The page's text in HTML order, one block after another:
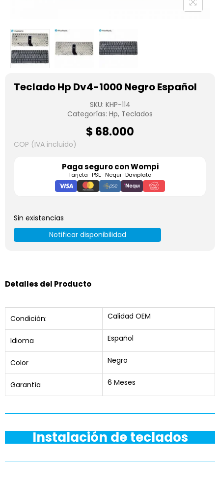
Teclado Hp Dv4-1000 Negro Español
SKU: KHP-114
Categorías: Hp, Teclados
$ 68.000
COP (IVA incluido)
Paga seguro conWompi
Tarjeta · PSE · Nequi · Daviplata
Sin existencias
Notificar disponibilidad
Detalles del Producto
Condición: Calidad OEM
Idioma Español
Color Negro
Garantía 6 Meses
Instalación de teclados